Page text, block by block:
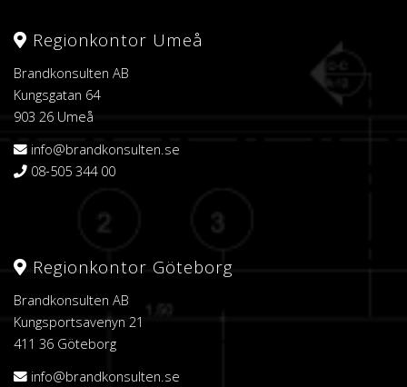
Regionkontor Umeå
Brandkonsulten AB
Kungsgatan 64
903 26 Umeå
info@brandkonsulten.se
08-505 344 00
Regionkontor Göteborg
Brandkonsulten AB
Kungsportsavenyn 21
411 36 Göteborg
info@brandkonsulten.se